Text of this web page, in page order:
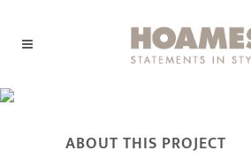
ABOUT THIS PROJECT